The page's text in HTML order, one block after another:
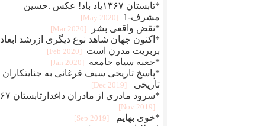
*تابستان ۱۳۶۷یاد باد! عکس .حسین
مشرف-1
[2020 May]
*نقض واقعی بشر [2020 Mar]
*اکنون جهان شاهد نوع دیگری ازرشد ابعاد
بربریت مدرن است
[2020 Feb]
*جعبه سیاه جامعه [2020 Jan]
*پاسخ تاریخی سیف فرغانی به جنایتکاران
تاریخی
[2019 Dec]
*سرود مادری از مادران داغدارتابستان ۶۷
[2019 Nov]
*خوی بهايم [2019 Sep]